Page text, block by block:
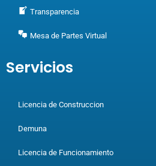
Transparencia
Mesa de Partes Virtual
Servicios
Licencia de Construccion
Demuna
Licencia de Funcionamiento